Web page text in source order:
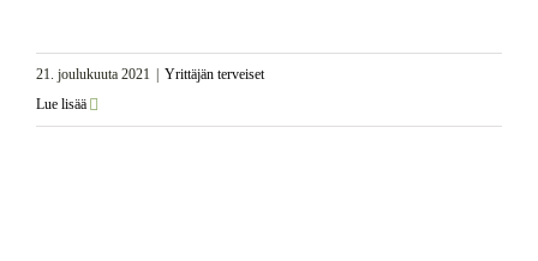
21. joulukuuta 2021
Yrittäjän terveiset
Lue lisää